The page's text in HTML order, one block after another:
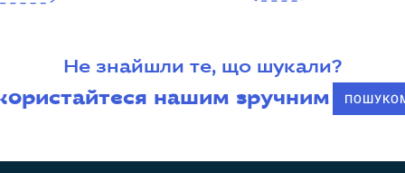
Не знайшли те, що шукали?
нашим зручним